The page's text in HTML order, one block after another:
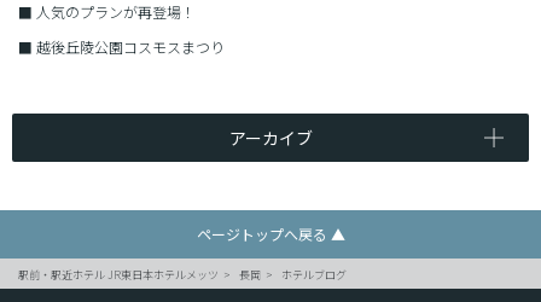
■ 人気のプランが再登場！
■ 越後丘陵公園コスモスまつり
アーカイブ
ページトップへ戻る ▲
駅前・駅近ホテル JR東日本ホテルメッツ 長岡 ホテルブログ